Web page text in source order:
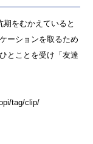
をむかえていると
ーションを取るため
とことを受け「友達
tag/clip/